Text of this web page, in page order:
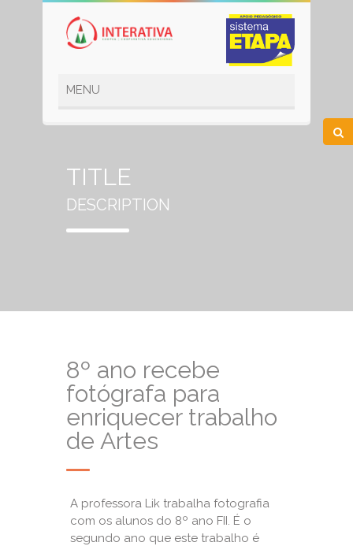
TITLE
DESCRIPTION
8º ano recebe
fotógrafa para
enriquecer trabalho
de Artes
A professora Lik trabalha fotografia
com os alunos do 8º ano FII. É o
segundo ano que este trabalho é